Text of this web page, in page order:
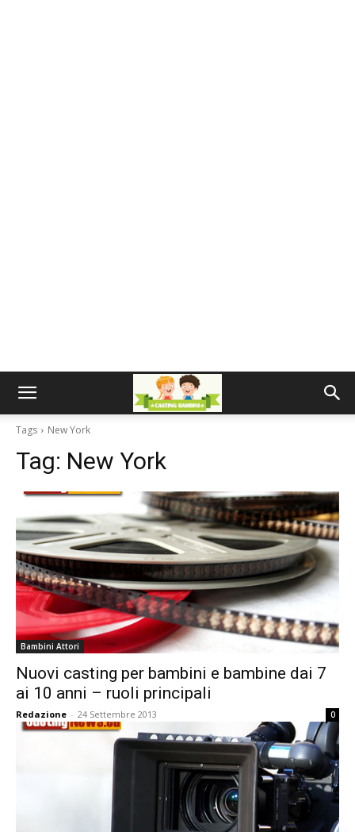
Tags New York
Tag: New York
Bambini Attori
Nuovi casting per bambini e bambine dai 7
ai 10 anni – ruoli principali
Redazione - 24 Settembre 2013 0